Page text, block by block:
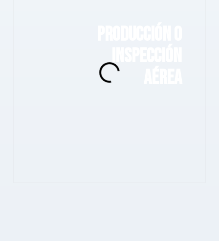
INSPECCIÓN